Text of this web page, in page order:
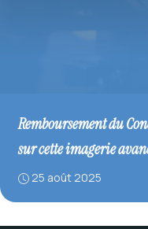
Remboursement du
sur cette imagerie
25 août 2025